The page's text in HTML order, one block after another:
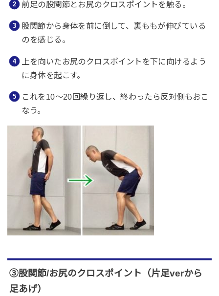
前足の股関節とお尻のクロスポイントを触る。
股関節から身体を前に倒して、裏ももが伸びている
のを感じる。
上を向いたお尻のクロスポイントを下に向けるよう
に身体を起こす。
これを10〜20回繰り返し、終わったら反対側もおこ
なう。
③股関節/お尻のクロスポイント（片足verから
足あげ）